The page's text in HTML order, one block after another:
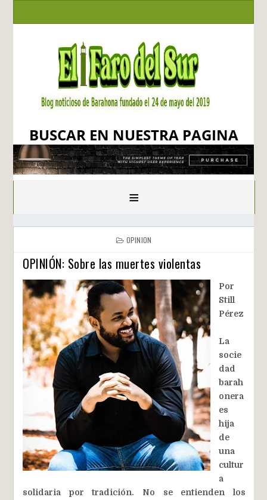
BUSCAR EN NUESTRA PAGINA
≡
OPINION
OPINIÓN: Sobre las muertes violentas
Por
Still
Pérez
La
socie
dad
barah
onera
es
hija
de
una
cultur
a
solidaria por tradición. No se entienden los